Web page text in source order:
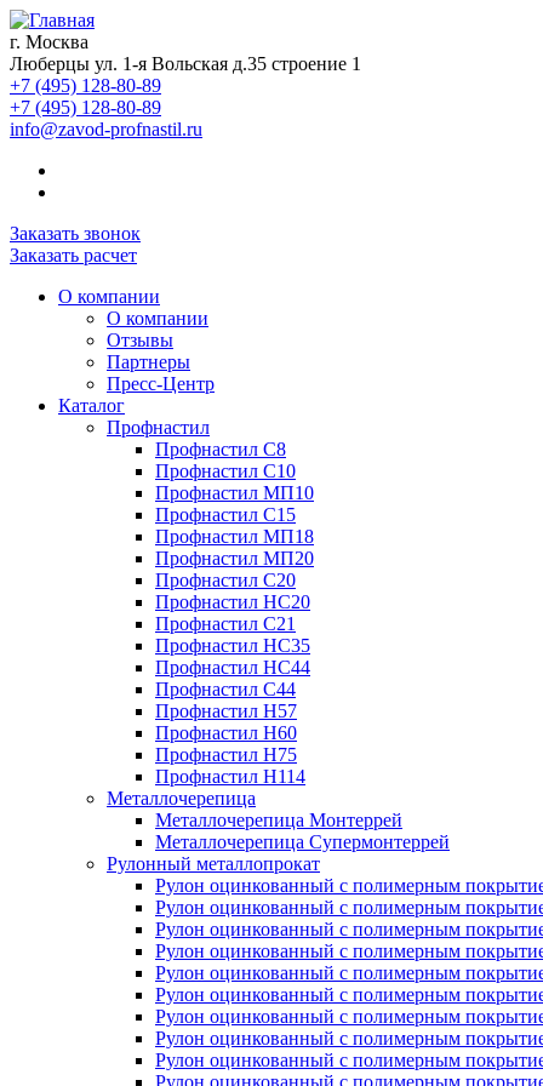
г. Москва
Люберцы ул. 1-я Вольская д.35 строение 1
+7 (495) 128-80-89
+7 (495) 128-80-89
info@zavod-profnastil.ru
Заказать звонок
Заказать расчет
О компании
О компании
Отзывы
Партнеры
Пресс-Центр
Каталог
Профнастил
Профнастил C8
Профнастил С10
Профнастил МП10
Профнастил С15
Профнастил МП18
Профнастил МП20
Профнастил С20
Профнастил НС20
Профнастил С21
Профнастил НС35
Профнастил НС44
Профнастил С44
Профнастил Н57
Профнастил Н60
Профнастил Н75
Профнастил Н114
Металлочерепица
Металлочерепица Монтеррей
Металлочерепица Супермонтеррей
Рулонный металлопрокат
Рулон оцинкованный с полимерным
Рулон оцинкованный с полимерным
Рулон оцинкованный с полимерным
Рулон оцинкованный с полимерным
Рулон оцинкованный с полимерным
Рулон оцинкованный с полимерным
Рулон оцинкованный с полимерным
Рулон оцинкованный с полимерным
Рулон оцинкованный с полимерным
Рулон оцинкованный с полимерным